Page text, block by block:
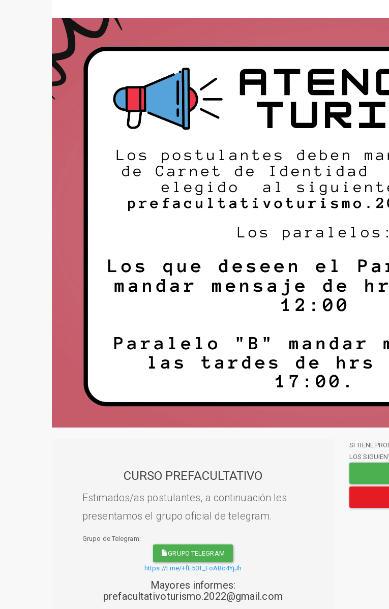
CURSO PREFACULTATIVO
Estimados/as postulantes, a continuación les
presentamos el grupo oficial de telegram.
Grupo de Telegram:
GRUPO TELEGRAM
https://t.me/+fE50T_FoABc4YjJh
Mayores informes:
prefacultativoturismo.2022@gmail.com
SI TIENE
LOS